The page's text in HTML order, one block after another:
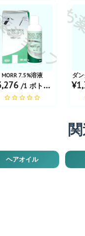
ョップ
MORR 7.5%溶液
/1 ボトル あたり
ダ
ヘアオイル